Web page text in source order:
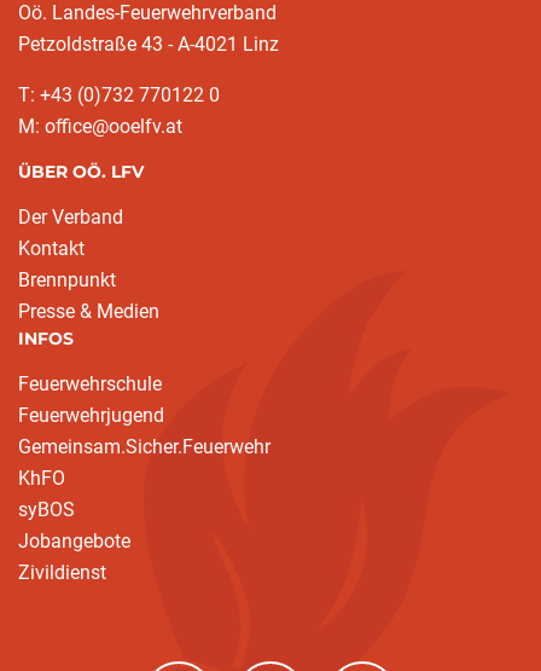
Oö. Landes-Feuerwehrverband
Petzoldstraße 43 - A-4021 Linz
T: +43 (0)732 770122 0
M: office@ooelfv.at
ÜBER OÖ. LFV
Der Verband
Kontakt
Brennpunkt
Presse & Medien
INFOS
Feuerwehrschule
Feuerwehrjugend
Gemeinsam.Sicher.Feuerwehr
KhFO
syBOS
Jobangebote
Zivildienst